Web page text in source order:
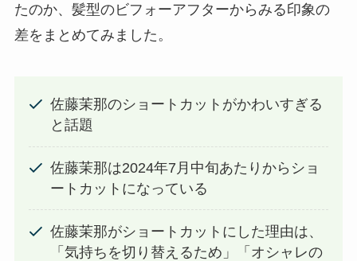
たのか、髪型のビフォーアフターからみる印象の
差をまとめてみました。
佐藤茉那のショートカットがかわいすぎる
と話題
佐藤茉那は2024年7月中旬あたりからショ
ートカットになっている
佐藤茉那がショートカットにした理由は、
「気持ちを切り替えるため」「オシャレの